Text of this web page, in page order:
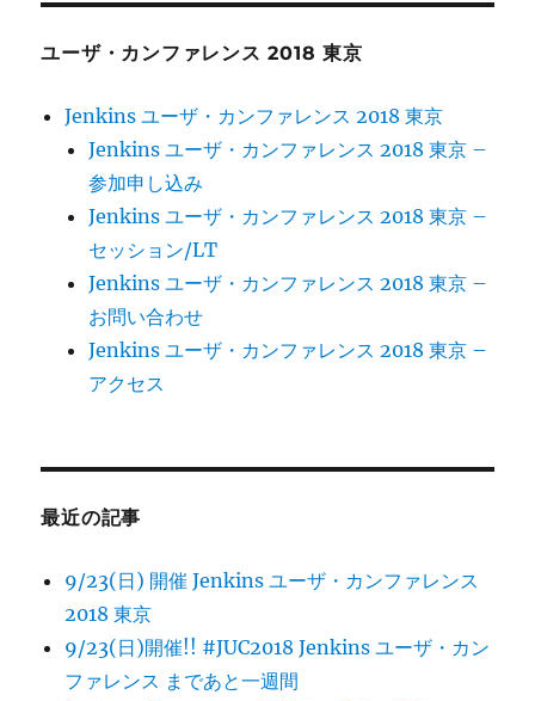
ミ
ー
Jenkins
Camp
Preminum
開
に
ユーザ・カンファレンス 2018 東京
Jenkins ユーザ・カンファレンス 2018 東京
Jenkins ユーザ・カンファレンス 2018 東京 –
参加申し込み
Jenkins ユーザ・カンファレンス 2018 東京 –
セッション/LT
Jenkins ユーザ・カンファレンス 2018 東京 –
お問い合わせ
Jenkins ユーザ・カンファレンス 2018 東京 –
アクセス
最近の記事
9/23(日) 開催 Jenkins ユーザ・カンファレンス
2018 東京
9/23(日)開催!! #JUC2018 Jenkins ユーザ・カン
ファレンス まであと一週間